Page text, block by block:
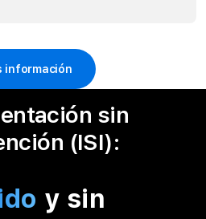
información
sin
(ISI):
y sin